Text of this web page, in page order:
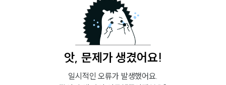
앗, 문제가 생겼어요!
일시적인 오류가 발생했어요.